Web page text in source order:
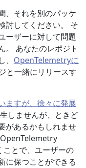
、それを別のパッケ
討してください。 そ
ーザーに対して問題
。 あなたのレポジト
OpenTelemetryに
と一緒にリリースす
ますが、徐々に発展
しませんが、ときど
があるかもしれませ
とで、ユーザーの
に保つことができる